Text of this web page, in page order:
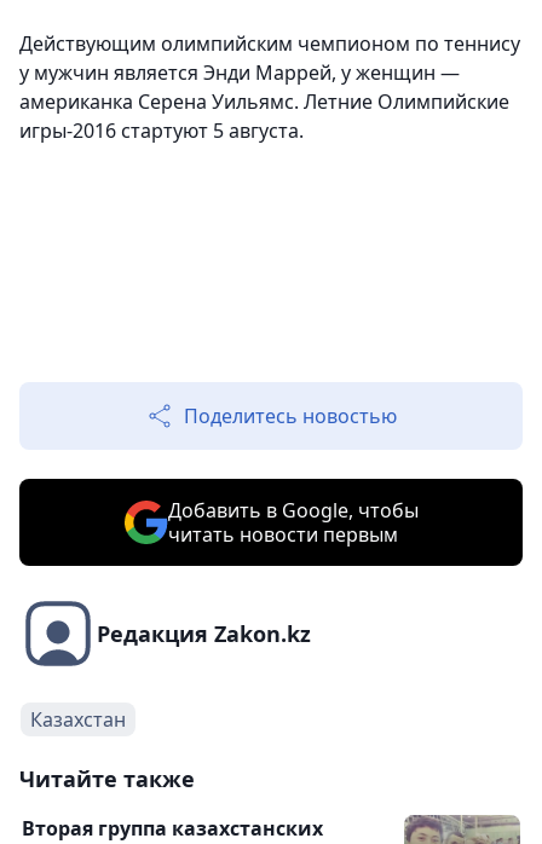
Действующим олимпийским чемпионом по теннису
у мужчин является Энди Маррей, у женщин —
американка Серена Уильямс. Летние Олимпийские
игры-2016 стартуют 5 августа.
Поделитесь новостью
Добавить в Google, чтобы
читать новости первым
Редакция Zakon.kz
Казахстан
Читайте также
Вторая группа казахстанских